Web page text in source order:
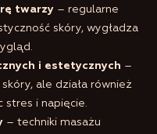
twarzy – regularne
skóry, wygładza
i estetycznych –
ale działa również
stres i napięcie.
– techniki masażu